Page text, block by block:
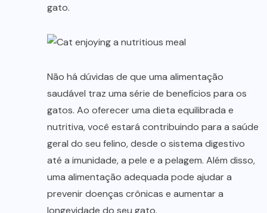
gato.
Não há dúvidas de que uma alimentação
saudável traz uma série de benefícios para os
gatos. Ao oferecer uma dieta equilibrada e
nutritiva, você estará contribuindo para a saúde
geral do seu felino, desde o sistema digestivo
até a imunidade, a pele e a pelagem. Além disso,
uma alimentação adequada pode ajudar a
prevenir doenças crônicas e aumentar a
longevidade do seu gato.